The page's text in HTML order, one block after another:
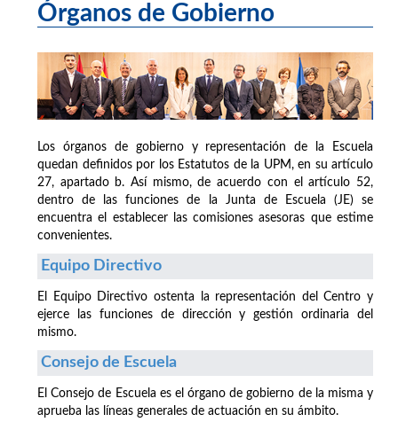
Órganos de Gobierno
Los órganos de gobierno y representación de la Escuela
quedan definidos por los Estatutos de la UPM, en su artículo
27, apartado b. Así mismo, de acuerdo con el artículo 52,
dentro de las funciones de la Junta de Escuela (JE) se
encuentra el establecer las comisiones asesoras que estime
convenientes.
Equipo Directivo
El Equipo Directivo ostenta la representación del Centro y
ejerce las funciones de dirección y gestión ordinaria del
mismo.
Consejo de Escuela
El Consejo de Escuela es el órgano de gobierno de la misma y
aprueba las líneas generales de actuación en su ámbito.